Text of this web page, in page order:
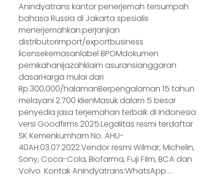
Anindyatrans kantor penerjemah tersumpah
bahasa Russia di Jakarta spesialis
menerjemahkan:perjanjian
distributorimport/exportbusiness
licensekemasanlabel BPOMdokumen
pernikahanijazahklaim asuransianggaran
dasarHarga mulai dari
Rp.300,000/halamanBerpengalaman 15 tahun
melayani 2.700 klienMasuk dalam 5 besar
penyedia jasa terjemahan terbaik di Indonesia
versi Goodfirms 2025.Legalitas resmi terdaftar
SK Kemenkumham No. AHU-
40AH.03.07.2022.Vendor resmi Wilmar, Michelin,
Sony, Coca-Cola, Biofarma, Fuji Film, BCA dan
Volvo. Kontak Anindyatrans:WhatsApp:…